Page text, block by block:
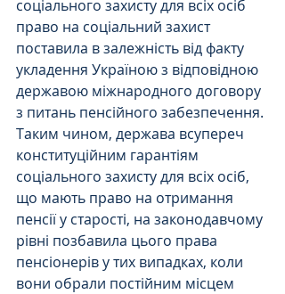
соціального захисту для всіх осіб
право на соціальний захист
поставила в залежність від факту
укладення Україною з відповідною
державою міжнародного договору
з питань пенсійного забезпечення.
Таким чином, держава всупереч
конституційним гарантіям
соціального захисту для всіх осіб,
що мають право на отримання
пенсії у старості, на законодавчому
рівні позбавила цього права
пенсіонерів у тих випадках, коли
вони обрали постійним місцем